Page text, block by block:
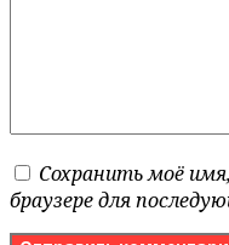
Сохранить моё
браузере для